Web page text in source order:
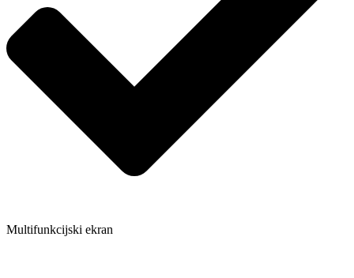
Multifunkcijski ekran